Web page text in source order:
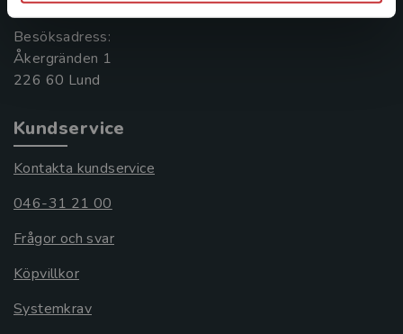
Besöksadress:
Åkergränden 1
Kundservice
Kontakta kundservice
046-31 21 00
Frågor och svar
Köpvillkor
Systemkrav